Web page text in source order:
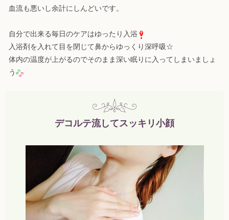
血流も悪いし余計にしんどいです。
自分で出来る毎日のケアはゆったり入浴
入浴剤を入れて目を閉じて鼻からゆっくり深呼吸☆
体内の温度が上がるのでそのまま深い眠りに入ってしまいましょ
う
デコルテ流してスッキリ小顔